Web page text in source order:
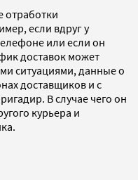
отработки
если вдруг у
или если он
доставок может
ситуациями, данные о
доставщиков и с
В случае чего он
курьера и